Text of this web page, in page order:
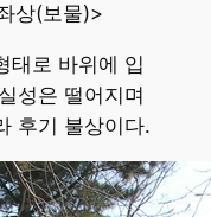
상(보물)>
태로 바위에 입
성은 떨어지며
후기 불상이다.